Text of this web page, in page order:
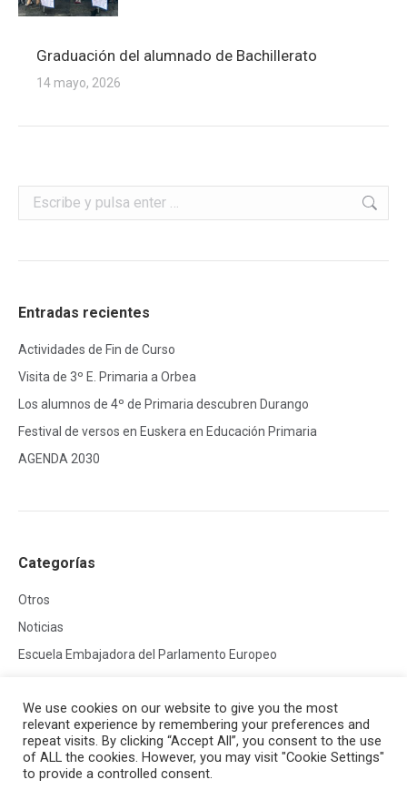
Graduación del alumnado de Bachillerato
14 mayo, 2026
Buscar:
Entradas recientes
Actividades de Fin de Curso
Visita de 3º E. Primaria a Orbea
Los alumnos de 4º de Primaria descubren Durango
Festival de versos en Euskera en Educación Primaria
AGENDA 2030
Categorías
Otros
Noticias
Escuela Embajadora del Parlamento Europeo
We use cookies on our website to give you the most
relevant experience by remembering your preferences and
repeat visits. By clicking “Accept All”, you consent to the use
of ALL the cookies. However, you may visit "Cookie Settings"
to provide a controlled consent.